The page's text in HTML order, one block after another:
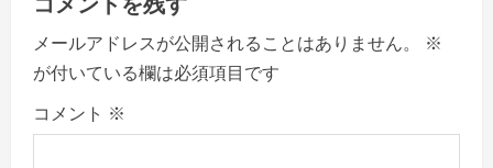
v
i
g
メールアドレスが公開されることはありません。
※
が付いている欄は必須項目です
コメント ※